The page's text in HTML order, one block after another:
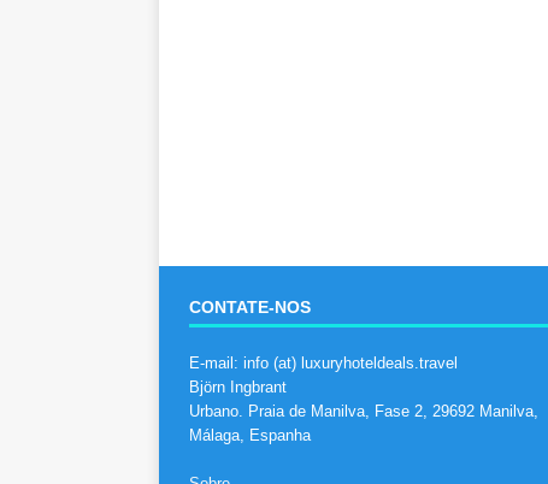
CONTATE-NOS
E-mail: info (at) luxuryhoteldeals.travel
Björn Ingbrant
Urbano. Praia de Manilva, Fase 2, 29692 Manilva,
Málaga, Espanha